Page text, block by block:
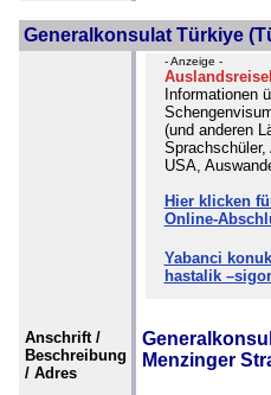
Generalkonsulat Türkiye
- Anzeige -
Informationen
(und anderen
USA,
Hier klicken
Online-
Yabanci
hastalik
Anschrift /
Beschreibung
/ Adres
Menzinger